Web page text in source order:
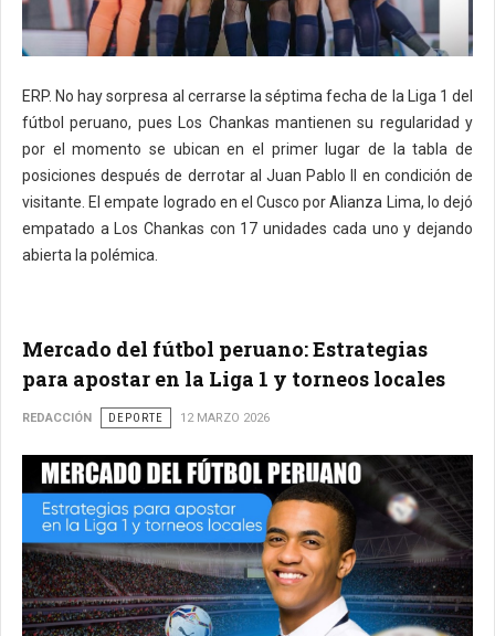
ERP. No hay sorpresa al cerrarse la séptima fecha de la Liga 1 del
fútbol peruano, pues Los Chankas mantienen su regularidad y
por el momento se ubican en el primer lugar de la tabla de
posiciones después de derrotar al Juan Pablo II en condición de
visitante. El empate logrado en el Cusco por Alianza Lima, lo dejó
empatado a Los Chankas con 17 unidades cada uno y dejando
abierta la polémica.
Mercado del fútbol peruano: Estrategias
para apostar en la Liga 1 y torneos locales
REDACCIÓN DEPORTE 12 MARZO 2026